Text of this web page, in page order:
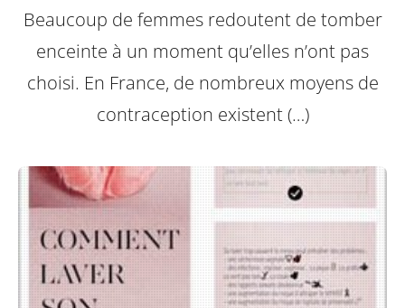
Beaucoup de femmes redoutent de tomber
enceinte à un moment qu’elles n’ont pas
choisi. En France, de nombreux moyens de
contraception existent (…)